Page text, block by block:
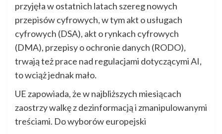
przyjęła w ostatnich latach szereg nowych
przepisów cyfrowych, w tym akt o usługach
cyfrowych (DSA), akt o rynkach cyfrowych
(DMA), przepisy o ochronie danych (RODO),
trwają też prace nad regulacjami dotyczącymi AI,
to wciąż jednak mało.
UE zapowiada, że w najbliższych miesiącach
zaostrzy walkę z dezinformacją i zmanipulowanymi
treściami. Do wyborów europejski